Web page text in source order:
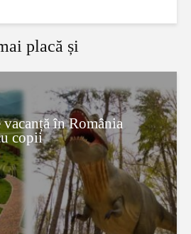
placă și
în România
copii